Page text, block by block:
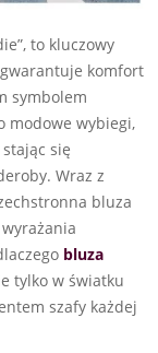
to kluczowy
komfort
symbolem
modowe wybiegi,
się
Wraz z
bluza
bluza
tylko w światku
szafy każdej